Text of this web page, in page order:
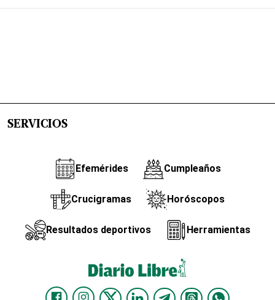
SERVICIOS
Efemérides Cumpleaños
Crucigramas Horóscopos
Resultados deportivos Herramientas